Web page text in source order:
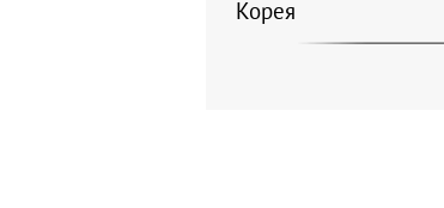
Корея